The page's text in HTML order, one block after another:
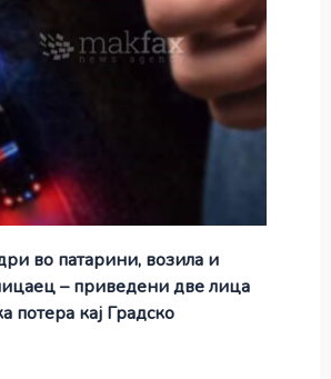
во патарини, возила и
– приведени две лица
потера кај Градско